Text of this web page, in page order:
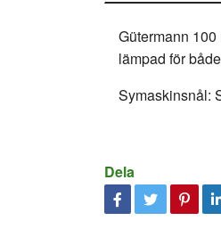
Gütermann
lämpad för
Symaskinsnål:
Dela